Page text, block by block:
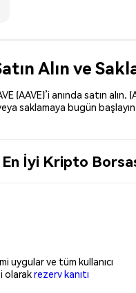
Alın ve
(AAVE)’i anında satın
saklamaya bugün
İyi Kripto
uygular ve tüm kullanıcı
olarakrezerv kanıtı